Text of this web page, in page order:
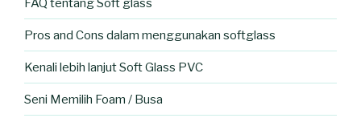
Pros and Cons dalam menggunakan softglass
Kenali lebih lanjut Soft Glass PVC
Seni Memilih Foam / Busa